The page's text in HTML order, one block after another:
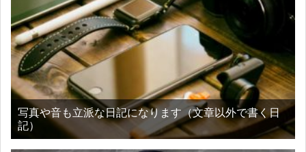
写真や音も立派な日記になります（文章以外で書く日
記）